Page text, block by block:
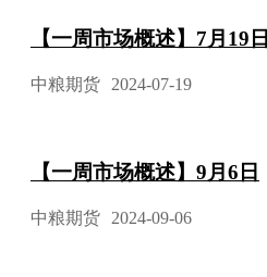
【一周市场概述】7月19日
中粮期货 2024-07-19
【一周市场概述】9月6日
中粮期货 2024-09-06